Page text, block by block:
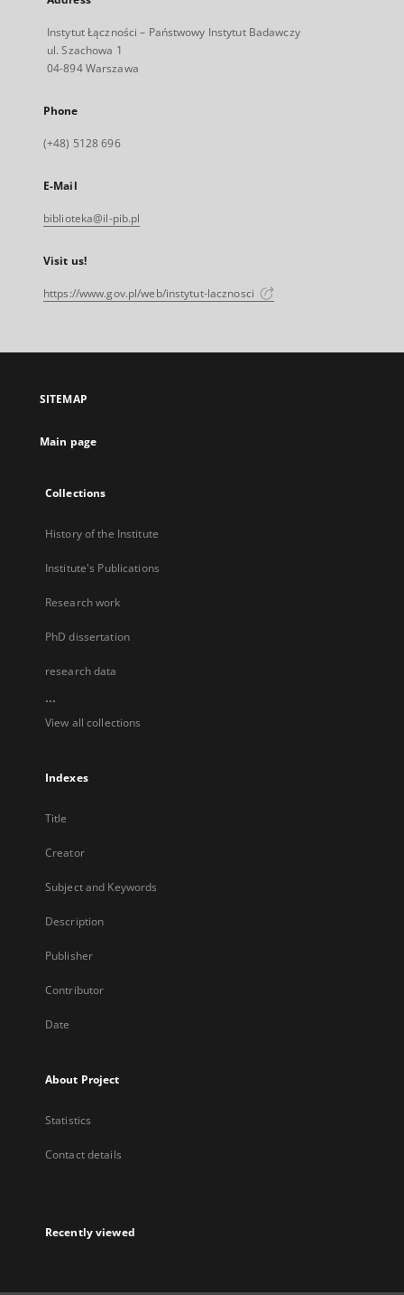
Instytut Łączności – Państwowy Instytut Badawczy
ul. Szachowa 1
04-894 Warszawa
Phone
(+48) 5128 696
E-Mail
biblioteka@il-pib.pl
Visit us!
https://www.gov.pl/web/instytut-lacznosci
SITEMAP
Main page
Collections
History of the Institute
Institute's Publications
Research work
PhD dissertation
research data
...
View all collections
Indexes
Title
Creator
Subject and Keywords
Description
Publisher
Contributor
Date
About Project
Statistics
Contact details
Recently viewed